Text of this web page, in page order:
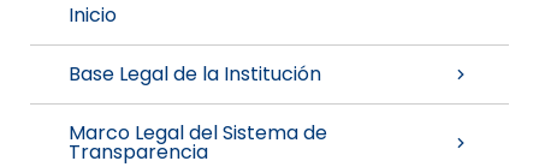
Inicio
Base Legal de la Institución
Marco Legal del Sistema de
Transparencia